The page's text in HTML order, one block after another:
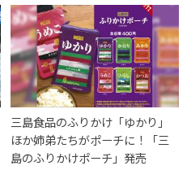
三島食品のふりかけ「ゆかり」
ほか姉弟たちがポーチに！「三
島のふりかけポーチ」発売